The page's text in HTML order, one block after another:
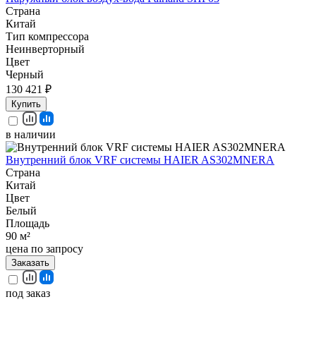
Страна
Китай
Тип компрессора
Неинверторный
Цвет
Черный
130 421 ₽
Купить
в наличии
Внутренний блок VRF системы HAIER AS302MNERA
Страна
Китай
Цвет
Белый
Площадь
90 м²
цена по запросу
Заказать
под заказ